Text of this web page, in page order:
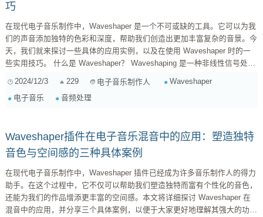
巧
在现代电子音乐制作中，Waveshaper 是一个不可或缺的工具。它可以为我
们的声音添加独特的色彩和深度，帮助我们创造出更加丰富复杂的音景。今
天，我们就来探讨一些具体的应用实例，以及在使用 Waveshaper 时的一
些实用技巧。 什么是 Waveshaper？ Waveshaping 是一种非线性信号处理
Waveshape 算法将输入信号传递到一条自定义曲线，这样不仅能增强某些
频率，还能创造出丰富多变的谐波成分。这种方式特别适合于合成器声音、
2024/12/3 229 电子音乐制作人
Waveshaper
电子音乐
音频处理
Waveshaper插件在电子音乐混音中的应用：塑造独特
音色与空间感的三种具体案例
在现代电子音乐制作中，Waveshaper 插件已经成为许多音乐制作人的得力
助手。在这个过程中，它不仅可以帮助我们塑造独特而富有个性化的音色，
还能为我们的作品增添更丰富的空间感。本文将详细探讨 Waveshaper 在
混音中的应用，并分享三个具体案例，以便于大家更好地理解其强大的功